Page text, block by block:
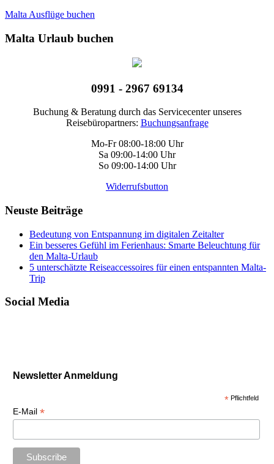
Malta Ausflüge buchen
Malta Urlaub buchen
0991 - 2967 69134
Buchung & Beratung durch das Servicecenter unseres
Reisebüropartners: Buchungsanfrage
Mo-Fr 08:00-18:00 Uhr
Sa 09:00-14:00 Uhr
So 09:00-14:00 Uhr
Widerrufsbutton
Neuste Beiträge
Bedeutung von Entspannung im digitalen Zeitalter
Ein besseres Gefühl im Ferienhaus: Smarte Beleuchtung für
den Malta-Urlaub
5 unterschätzte Reiseaccessoires für einen entspannten Malta-
Trip
Social Media
Newsletter Anmeldung
* Pflichtfeld
E-Mail *